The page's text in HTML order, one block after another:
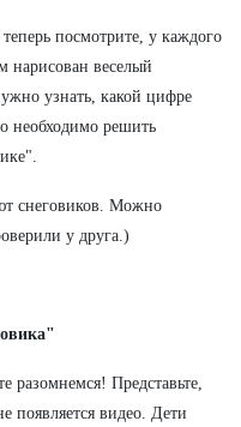
посмотрите, у каждого
нарисован веселый
узнать, какой цифре
необходимо решить
снеговиков. Можно
у друга.)
разомнемся! Представьте,
появляется видео. Дети